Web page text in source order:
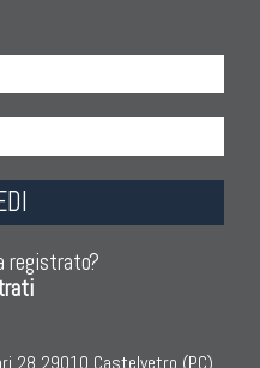
registrato?
28 29010 Castelvetro (PC)